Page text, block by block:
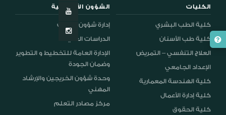
الكليات
كلية الطب البشري
كلية طب الأسنان
العلاج التنفسي – التمريض
الإعداد الجامعي
كلية الهندسة المعمارية
كلية إدارة الأعمال
كلية الحقوق
الشؤون الأكاديمية
إدارة شؤون الطلاب
الدراسات العليا
الإدارة العامة للتخطيط و التطوير
وضمان الجودة
وحدة شؤون الخريجين والإرشاد
المهني
مركز مصادر التعلم